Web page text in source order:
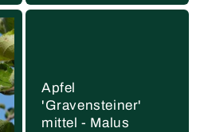
Apfel
'Gravensteiner'
mittel - Malus